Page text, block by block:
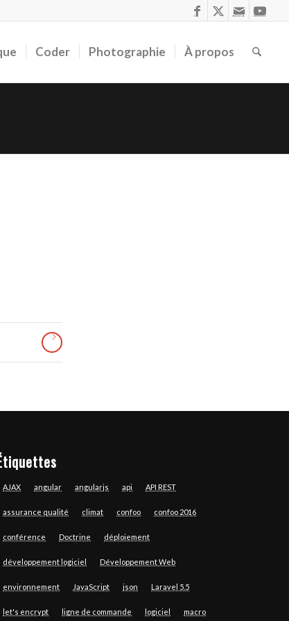
Coder Photographie À propos
AJAX angular angularjs api API REST
assurance qualité climat confoo confoo 2016
conférence Doctrine déploiement
développement logiciel Développement Web
environnement JavaScript json Laravel 5.5
let's encrypt ligne de commande logiciel macro